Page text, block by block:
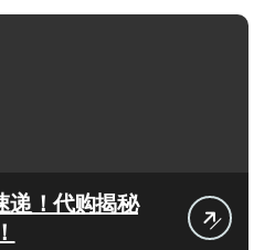
递！代购揭秘